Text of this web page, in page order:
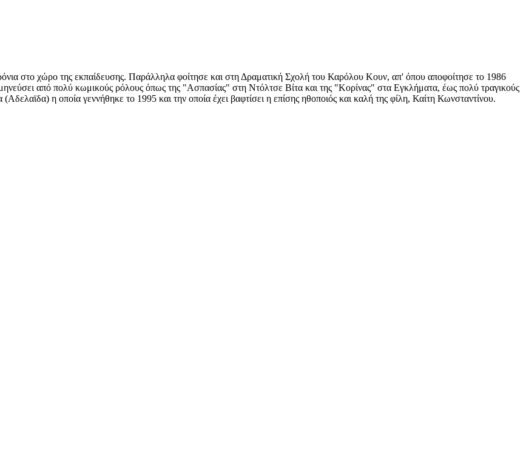
στο χώρο της εκπαίδευσης. Παράλληλα φοίτησε και στη Δραματική Σχολή του Καρόλου Κουν, απ' όπου αποφοίτησε το 1986
από πολύ κωμικούς ρόλους όπως της "Ασπασίας" στη Ντόλτσε Βίτα και της "Κορίνας" στα Εγκλήματα, έως πολύ τραγικούς
η οποία γεννήθηκε το 1995 και την οποία έχει βαφτίσει η επίσης ηθοποιός και καλή της φίλη, Καίτη Κωνσταντίνου.